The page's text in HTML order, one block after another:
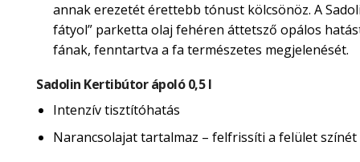
annak erezetét érettebb tónust kölcsönöz. A
fátyol” parketta olaj fehéren áttetsző opálos
fának, fenntartva a fa természetes megjelenését.
Sadolin Kertibútor ápoló 0,5 l
Intenzív tisztítóhatás
Narancsolajat tartalmaz – felfrissíti a felület színét